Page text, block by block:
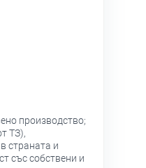
производство;
ТЗ),
страната и
със собствени и